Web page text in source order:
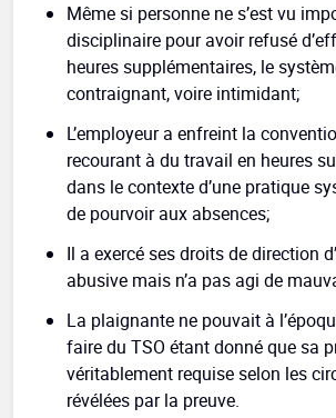
Même si personne ne s’est vu
disciplinaire pour avoir refusé
heures supplémentaires, le
contraignant, voire intimidant;
L’employeur a enfreint la
recourant à du travail en heures
dans le contexte d’une pratique
de pourvoir aux absences;
Il a exercé ses droits de direction
abusive mais n’a pas agi de
La plaignante ne pouvait à
faire du TSO étant donné que sa
véritablement requise selon les
révélées par la preuve.